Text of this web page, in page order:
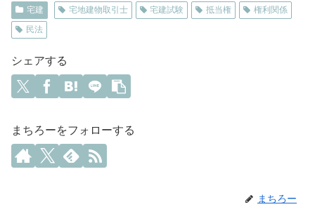
宅建 宅地建物取引士 宅建試験 抵当権
権利関係
民法
シェアする
まちろーをフォローする
まちろー